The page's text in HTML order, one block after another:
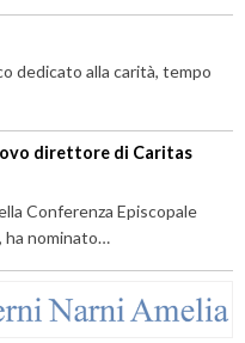
dedicato alla carità, tempo
direttore di Caritas
Conferenza Episcopale
ha nominato…